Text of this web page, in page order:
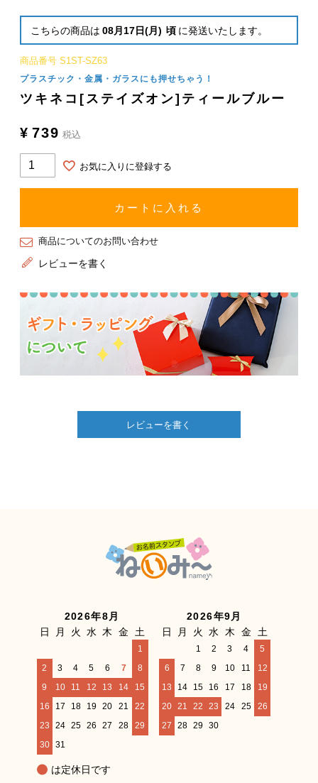
こちらの商品は 08月17日(月) 頃 に発送いたします。
商品番号 S1ST-SZ63
プラスチック・金属・ガラスにも押せちゃう！
ツキネコ[ステイズオン]ティールブルー
¥ 739 税込
お気に入りに登録する
カートに入れる
商品についてのお問い合わせ
レビューを書く
レビューを書く
2026年8月
日
月 火 水 木 金 土
1
2
3 4 5 6 7
8
9
10 11 12 13 14
15
16
17 18 19 20 21
22
23
24 25 26 27 28
29
30
31
2026年9月
日
月 火 水 木 金 土
1 2 3 4
5
6
7 8 9 10 11
12
13
14 15 16 17 18
19
20 21 22 23 24 25
26
27
28 29 30
は定休日です